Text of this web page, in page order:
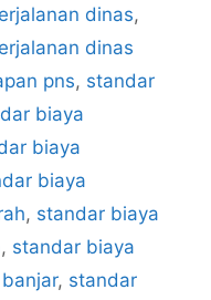
dinas,
dinas
pns, standar
biaya
biaya
biaya
, standar biaya
, standar biaya
, standar